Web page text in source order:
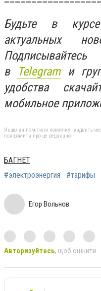
Будьте в
актуальных
в
Telegramи
удобства
мобильное
Якщо ви помітили помилку, виділіть
повідомити про це редакцію
БАГНЕТ
#электроэнергия
#тарифы
Егор Вольнов
Авторизуйтесь, щоб оцінити